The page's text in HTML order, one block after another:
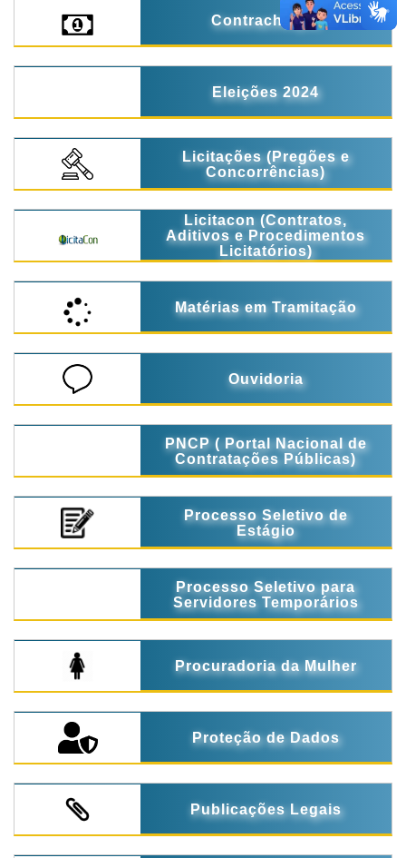
Contracheque
Eleições 2024
Licitações (Pregões e
Concorrências)
Licitacon (Contratos,
Aditivos e Procedimentos
Licitatórios)
Matérias em Tramitação
Ouvidoria
PNCP ( Portal Nacional de
Contratações Públicas)
Processo Seletivo de
Estágio
Processo Seletivo para
Servidores Temporários
Procuradoria da Mulher
Proteção de Dados
Publicações Legais